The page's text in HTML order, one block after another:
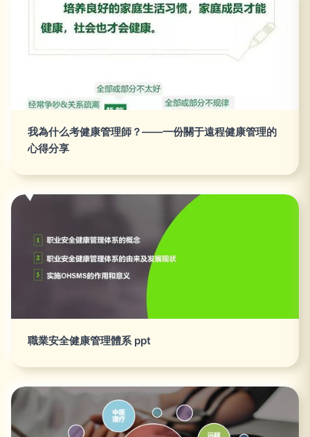
我為什么考健康管理師？——一份關于遠程健康管理的
心得分享
職業安全健康管理體系 ppt